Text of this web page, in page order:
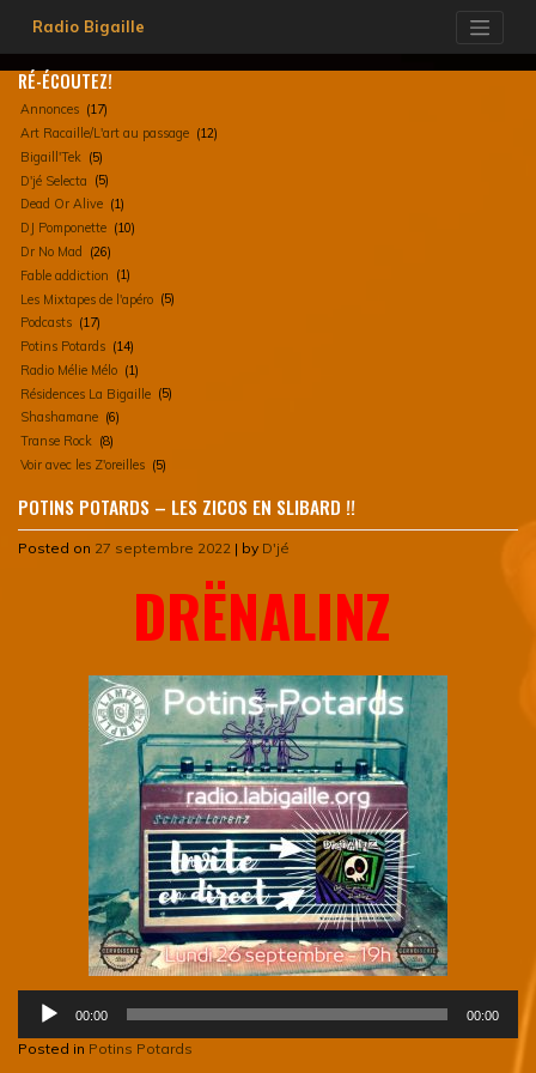
content
Radio Bigaille
RÉ-ÉCOUTEZ!
Annonces (17)
Art Racaille/L'art au passage (12)
Bigaill'Tek (5)
D'jé Selecta (5)
Dead Or Alive (1)
DJ Pomponette (10)
Dr No Mad
(26)
Fable addiction (1)
Les Mixtapes de l'apéro (5)
Podcasts (17)
Potins Potards (14)
Radio Mélie Mélo (1)
Résidences La Bigaille (5)
Shashamane (6)
Transe Rock (8)
Voir avec les Z'oreilles (5)
POTINS POTARDS – LES ZICOS EN SLIBARD !!
Posted on 27 septembre 2022 | by D'jé
DRËNALINZ
Lecteur
audio
00:00 00:00
Posted in Potins Potards